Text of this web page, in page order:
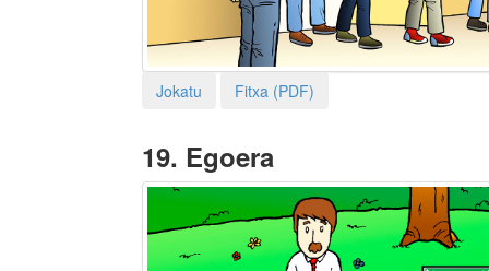
Jokatu Fitxa (PDF)
19. Egoera